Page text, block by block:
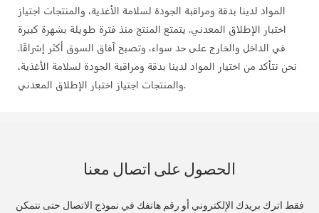
المواد لدينا بدقة ومراقبة الجودة لسلامة الأغذية، والمنتجات اجتياز
اختبار الإطلاق المعدني. يتمتع المنتج منذ فترة طويلة بشهرة كبيرة
في الداخل والخارج على حد سواء، وتصبح آفاق السوق أكثر إشراقًا.
نحن نتأكد من اختيار المواد لدينا بدقة ومراقبة الجودة لسلامة الأغذية،
والمنتجات اجتياز اختبار الإطلاق المعدني.
الحصول على اتصال معنا
فقط اترك بريدك الإلكتروني أو رقم هاتفك في نموذج الاتصال حتى نتمكن